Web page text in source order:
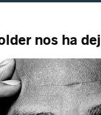
nos ha